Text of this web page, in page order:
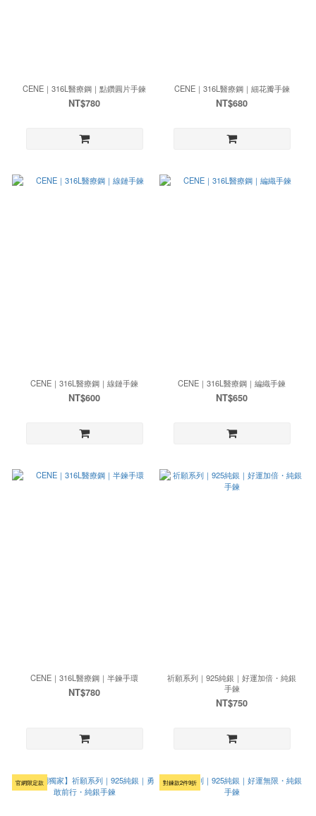
CENE｜316L醫療鋼｜點鑽圓片手鍊
NT$780
CENE｜316L醫療鋼｜細花瓣手鍊
NT$680
CENE｜316L醫療鋼｜線鏈手鍊
NT$600
CENE｜316L醫療鋼｜編織手鍊
NT$650
CENE｜316L醫療鋼｜半鍊手環
NT$780
祈願系列｜925純銀｜好運加倍・純銀
手鍊
NT$750
官網限定款 對鍊款2件9折